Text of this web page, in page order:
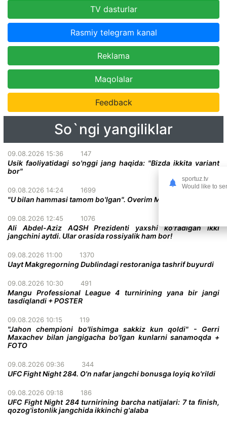
TV dasturlar
Rasmiy telegram kanal
Reklama
Maqolalar
Feedback
So`ngi yangiliklar
09.08.2026 15:36 147
Usik faoliyatidagi so'nggi jang haqida: "Bizda ikkita variant
bor"
09.08.2026 14:24 1699
"U bilan hammasi tamom bo'lgan". Overim Makgregor haqida
09.08.2026 12:45 1076
Ali Abdel-Aziz AQSH Prezidenti yaxshi ko'radigan ikki
jangchini aytdi. Ular orasida rossiyalik ham bor!
09.08.2026 11:00 1370
Uayt Makgregorning Dublindagi restoraniga tashrif buyurdi
09.08.2026 10:30 491
Mangu Professional League 4 turnirining yana bir jangi
tasdiqlandi + POSTER
09.08.2026 10:15 119
"Jahon chempioni bo'lishimga sakkiz kun qoldi" - Gerri
Maxachev bilan jangigacha bo'lgan kunlarni sanamoqda +
FOTO
09.08.2026 09:36 344
UFC Fight Night 284. O'n nafar jangchi bonusga loyiq ko'rildi
09.08.2026 09:18 186
UFC Fight Night 284 turnirining barcha natijalari: 7 ta finish,
qozog'istonlik jangchida ikkinchi g'alaba
sportuz.tv
Would like to